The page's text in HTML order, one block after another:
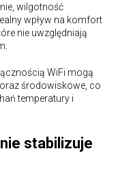
wilgotność
wpływ na komfort
nie uwzględniają
WiFi mogą
środowiskowe, co
temperatury i
stabilizuje